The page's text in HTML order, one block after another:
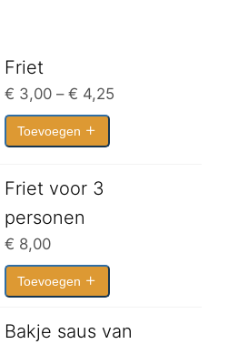
Friet
€ 3,00 – € 4,25Prijsklasse:
Toevoegen
Friet voor 3
personen
€ 8,00
Toevoegen
Bakje saus van